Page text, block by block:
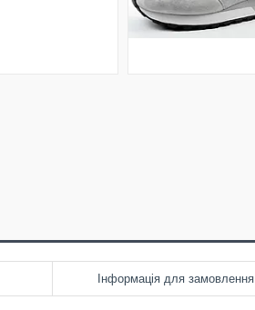
Інформація для замовлення